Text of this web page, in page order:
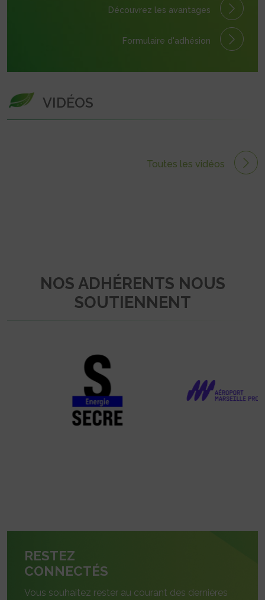
Découvrez les avantages
Formulaire d'adhésion
VIDÉOS
Toutes les vidéos
NOS ADHÉRENTS NOUS
SOUTIENNENT
RESTEZ
CONNECTÉS
Vous souhaitez rester au courant des dernières